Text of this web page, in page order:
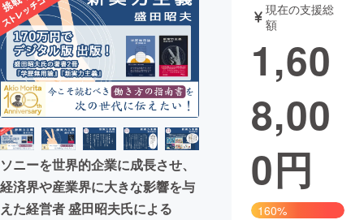
テクノロジー・ガジェット
映像・映画 書籍・雑誌
ビジネス・起業 チャレンジ
まちづくり・地域活性化
CAMPFIRE for Social Good
CAMPFIRE Creation
ソニーを世界的企業に成長させ、
経済界や産業界に大きな影響を与
えた経営者 盛田昭夫氏による
現在の支援総
額
1,60
8,00
0円
160%